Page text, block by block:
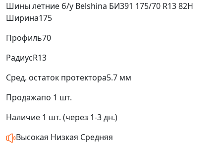
Шины летние б/у Belshina БИ391 175/70 R13 82H
Ширина175
Профиль70
РадиусR13
Сред. остаток протектора5.7 мм
Продажапо 1 шт.
Наличие 1 шт. (через 1-3 дн.)
Высокая Низкая Средняя